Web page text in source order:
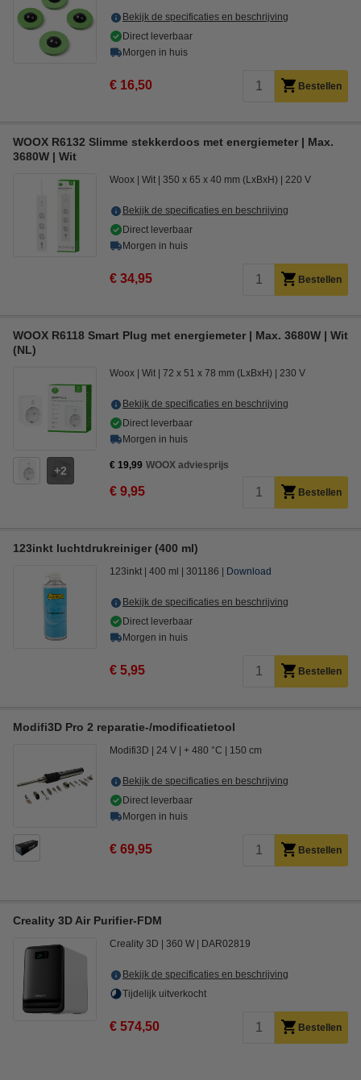
Bekijk de specificaties en beschrijving
Direct leverbaar
Morgen in huis
€ 16,50 Bestellen
WOOX R6132 Slimme stekkerdoos met energiemeter | Max.
3680W | Wit
Woox Wit 350 x 65 x 40 mm (LxBxH) 220 V
Bekijk de specificaties en beschrijving
Direct leverbaar
Morgen in huis
€ 34,95 Bestellen
WOOX R6118 Smart Plug met energiemeter | Max. 3680W | Wit
(NL)
2
Woox Wit 72 x 51 x 78 mm (LxBxH) 230 V
Bekijk de specificaties en beschrijving
Direct leverbaar
Morgen in huis
€ 19,99 WOOX adviesprijs
€ 9,95 Bestellen
123inkt luchtdrukreiniger (400 ml)
123inkt 400 ml 301186 Download
Bekijk de specificaties en beschrijving
Direct leverbaar
Morgen in huis
€ 5,95 Bestellen
Modifi3D Pro 2 reparatie-/modificatietool
Modifi3D 24 V + 480 °C 150 cm
Bekijk de specificaties en beschrijving
Direct leverbaar
Morgen in huis
€ 69,95 Bestellen
Creality 3D Air Purifier-FDM
Creality 3D 360 W DAR02819
Bekijk de specificaties en beschrijving
Tijdelijk uitverkocht
€ 574,50 Bestellen